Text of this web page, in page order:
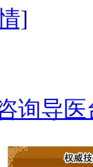
]
询导医